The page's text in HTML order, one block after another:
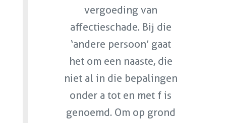
vergoeding van
affectieschade. Bij die
‘andere persoon’ gaat
het om een naaste, die
niet al in die bepalingen
onder a tot en met f is
genoemd. Om op grond